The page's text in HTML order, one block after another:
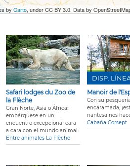
by Carto, under CC BY 3.0. Data by
Safari lodges du Zoo de
la Flèche
Gran Norte, Asia o África:
embárquese en un
encuentro excepcional cara
a cara con el mundo animal.
Entre animales La Flèche
Manoir de
Con su pesquería
encaramada,
nantesa nos
Cabaña Corsept
DISP.